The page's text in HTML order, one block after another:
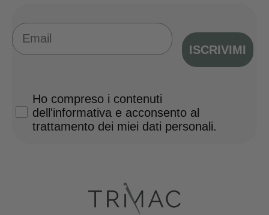
Email
ISCRIVIMI
Privacy Policy
Ho compreso i contenuti
dell'informativa e acconsento al
trattamento dei miei dati personali.